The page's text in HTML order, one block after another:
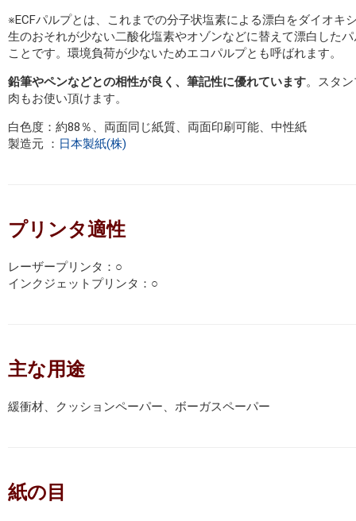
※ECFパルプとは、これまでの分子状塩素による漂白をダイオキ
生のおそれが少ない二酸化塩素やオゾンなどに替えて漂白した
ことです。環境負荷が少ないためエコパルプとも呼ばれます。
鉛筆やペンなどとの相性が良く、筆記性に優れています。スタ
肉もお使い頂けます。
白色度：約88％、両面同じ紙質、両面印刷可能、中性紙
製造元 ： 日本製紙(株)
プリンタ適性
レーザープリンタ：○
インクジェットプリンタ：○
主な用途
緩衝材、クッションペーパー、ボーガスペーパー
紙の目